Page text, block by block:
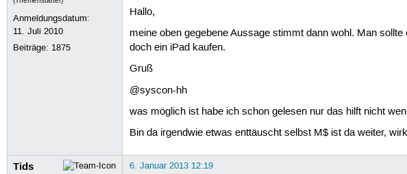
Anmeldungsdatum:
11. Juli 2010
Beiträge: 1875
Hallo,
meine oben gegebene Aussage stimmt dann wohl. Man
doch ein iPad kaufen.
Gruß
@syscon-hh
was möglich ist habe ich schon gelesen nur das hilft nicht
Bin da irgendwie etwas enttäuscht selbst M$ ist da weiter,
Tids 6. Januar 2013 12:19